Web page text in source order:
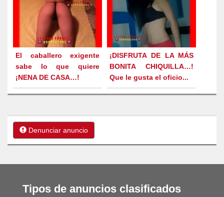
El caballero exigente
sabe lo que quiere
¡NENA DE CASA…!
¡DISFRUTA DE LA MÁS
BONITA CHIQUILLA…!
Que le gusta el oficio...
Denunciar anuncio
Tipos de anuncios clasificados